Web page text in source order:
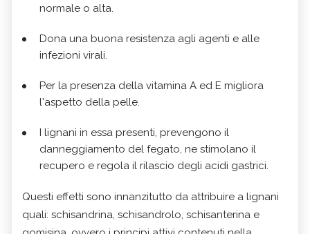
normale o alta.
Dona una buona resistenza agli agenti e alle
infezioni virali.
Per la presenza della vitamina A ed E migliora
l'aspetto della pelle.
I lignani in essa presenti, prevengono il
danneggiamento del fegato, ne stimolano il
recupero e regola il rilascio degli acidi gastrici.
Questi effetti sono innanzitutto da attribuire a lignani
quali: schisandrina, schisandrolo, schisanterina e